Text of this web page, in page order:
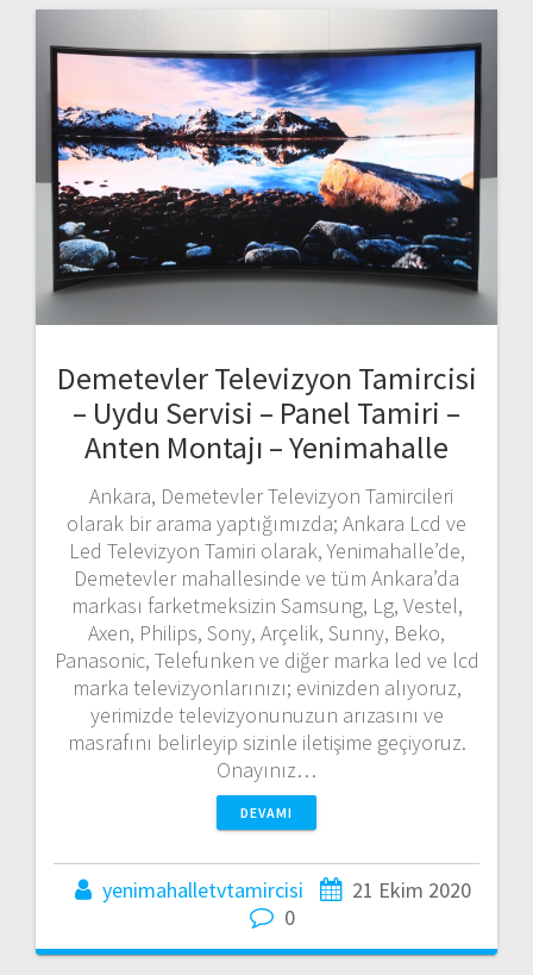
Demetevler Televizyon Tamircisi
– Uydu Servisi – Panel Tamiri –
Anten Montajı – Yenimahalle
Ankara, Demetevler Televizyon Tamircileri
olarak bir arama yaptığımızda; Ankara Lcd ve
Led Televizyon Tamiri olarak, Yenimahalle’de,
Demetevler mahallesinde ve tüm Ankara’da
markası farketmeksizin Samsung, Lg, Vestel,
Axen, Philips, Sony, Arçelik, Sunny, Beko,
Panasonic, Telefunken ve diğer marka led ve lcd
marka televizyonlarınızı; evinizden alıyoruz,
yerimizde televizyonunuzun arızasını ve
masrafını belirleyip sizinle iletişime geçiyoruz.
Onayınız…
DEVAMI
yenimahalletvtamircisi
21 Ekim 2020
0